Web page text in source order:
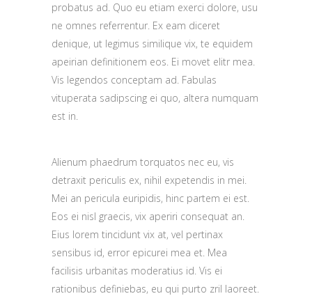
probatus ad. Quo eu etiam exerci dolore, usu
ne omnes referrentur. Ex eam diceret
denique, ut legimus similique vix, te equidem
apeirian definitionem eos. Ei movet elitr mea.
Vis legendos conceptam ad. Fabulas
vituperata sadipscing ei quo, altera numquam
est in.
Alienum phaedrum torquatos nec eu, vis
detraxit periculis ex, nihil expetendis in mei.
Mei an pericula euripidis, hinc partem ei est.
Eos ei nisl graecis, vix aperiri consequat an.
Eius lorem tincidunt vix at, vel pertinax
sensibus id, error epicurei mea et. Mea
facilisis urbanitas moderatius id. Vis ei
rationibus definiebas, eu qui purto zril laoreet.